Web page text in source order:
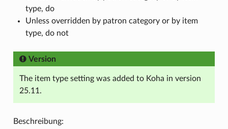
type, do
Unless overridden by patron category or by item
type, do not
Version
The item type setting was added to Koha in version
25.11.
Beschreibung: